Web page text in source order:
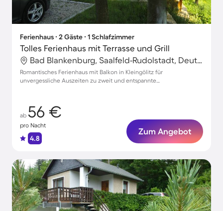
Ferienhaus ∙ 2 Gäste ∙ 1 Schlafzimmer
Tolles Ferienhaus mit Terrasse und Grill
Bad Blankenburg, Saalfeld-Rudolstadt, Deutschland
Romantisches Ferienhaus mit Balkon in Kleingölitz für
unvergessliche Auszeiten zu zweit und entspannte
ab 56 €
pro Nacht
4.8
Zum Angebot